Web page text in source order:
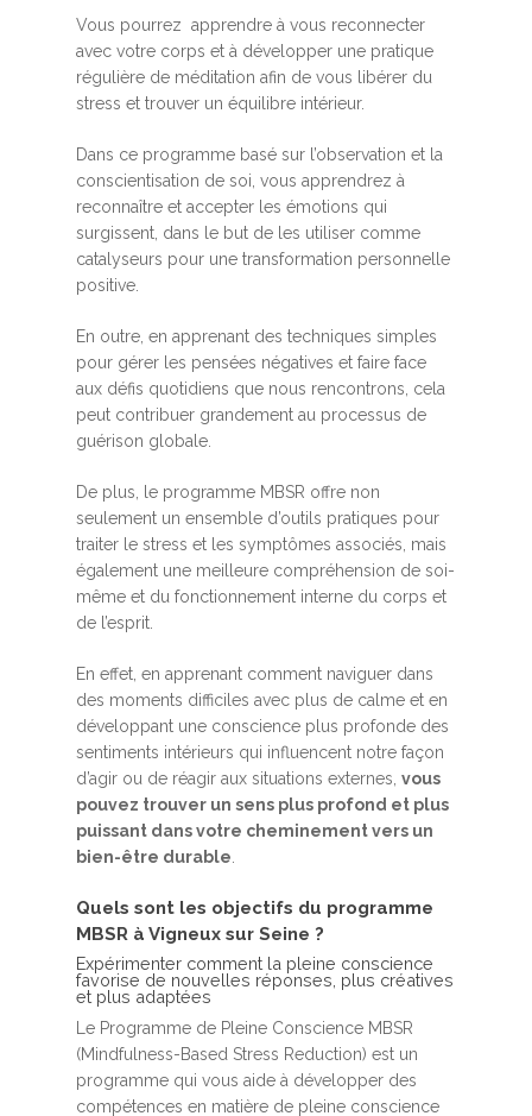
Vous pourrez apprendre à vous reconnecter
avec votre corps et à développer une pratique
régulière de méditation afin de vous libérer du
stress et trouver un équilibre intérieur.
Dans ce programme basé sur l’observation et la
conscientisation de soi, vous apprendrez à
reconnaître et accepter les émotions qui
surgissent, dans le but de les utiliser comme
catalyseurs pour une transformation personnelle
positive.
En outre, en apprenant des techniques simples
pour gérer les pensées négatives et faire face
aux défis quotidiens que nous rencontrons, cela
peut contribuer grandement au processus de
guérison globale.
De plus, le programme MBSR offre non
seulement un ensemble d’outils pratiques pour
traiter le stress et les symptômes associés, mais
également une meilleure compréhension de soi-
même et du fonctionnement interne du corps et
de l’esprit.
En effet, en apprenant comment naviguer dans
des moments difficiles avec plus de calme et en
développant une conscience plus profonde des
sentiments intérieurs qui influencent notre façon
d’agir ou de réagir aux situations externes, vous
pouvez trouver un sens plus profond et plus
puissant dans votre cheminement vers un
bien-être durable
Quels sont les objectifs du programme
MBSR à Vigneux sur Seine ?
Expérimenter comment la pleine conscience
favorise de nouvelles réponses, plus créatives
et plus adaptées
Le Programme de Pleine Conscience MBSR
(Mindfulness-Based Stress Reduction) est un
programme qui vous aide à développer des
compétences en matière de pleine conscience